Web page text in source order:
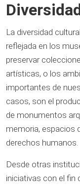
La diversidad
reflejada en los
preservar
artísticas, o los
importantes de
casos, son el
de monumentos
memoria, espacios
derechos humanos.
Desde otras
iniciativas con el fin